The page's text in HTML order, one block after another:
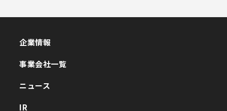
企業情報
事業会社一覧
ニュース
IR